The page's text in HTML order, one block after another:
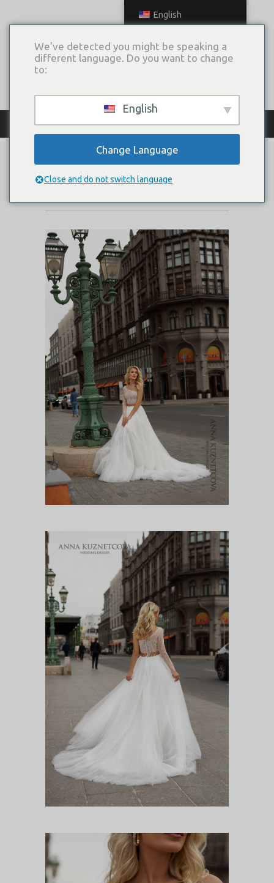
КАТАЛОГ ПЛАТЬЕВ
REIN
English
We've detected you might be speaking a
different language. Do you want to change
to:
English
Change Language
Close and do not switch language